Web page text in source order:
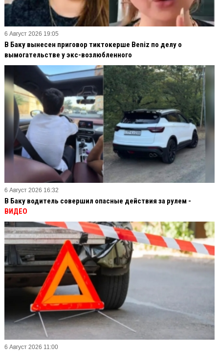
6 Август 2026 19:05
В Баку вынесен приговор тиктокерше Beniz по делу о
вымогательстве у экс-возлюбленного
6 Август 2026 16:32
В Баку водитель совершил опасные действия за рулем -
ВИДЕО
6 Август 2026 11:00